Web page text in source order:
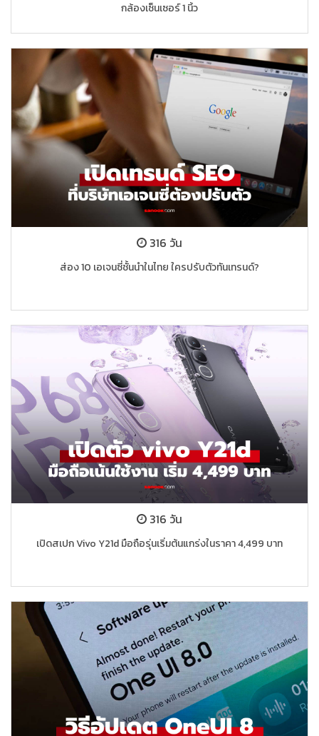
กล้องเซ็นเซอร์ 1 นิ้ว
316 วัน
ส่อง 10 เอเจนซี่ชั้นนำในไทย ใครปรับตัวทันเทรนด์?
316 วัน
เปิดสเปก Vivo Y21d มือถือรุ่นเริ่มต้นแกร่งในราคา 4,499 บาท